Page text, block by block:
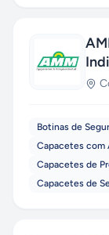
Botinas de
Capacetes com
Capacetes de
Capacetes de